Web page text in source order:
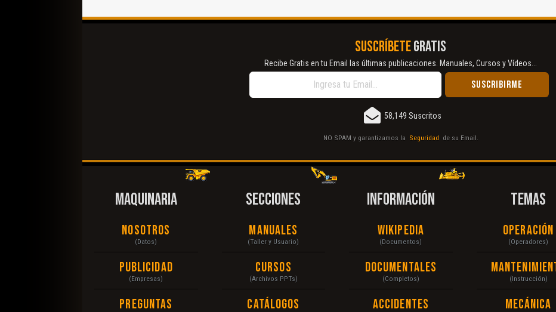
SUSCRÍBETEGRATIS
Recibe Gratis en tu Email las últimas publicaciones. Manuales, Cursos y Vídeos...
58,149 Suscritos
NO SPAM y garantizamos la Seguridad de su Email.
MAQUINARIA
Nosotros
(Datos)
Publicidad
(Empresas)
Preguntas
SECCIONES
Manuales
(Taller y Usuario)
Cursos
(Archivos PPTs)
Catálogos
INFORMACIÓN
Wikipedia
(Documentos)
Documentales
(Completos)
Accidentes
TEMAS
Operación
(Operadores)
(Instrucción)
Mecánica